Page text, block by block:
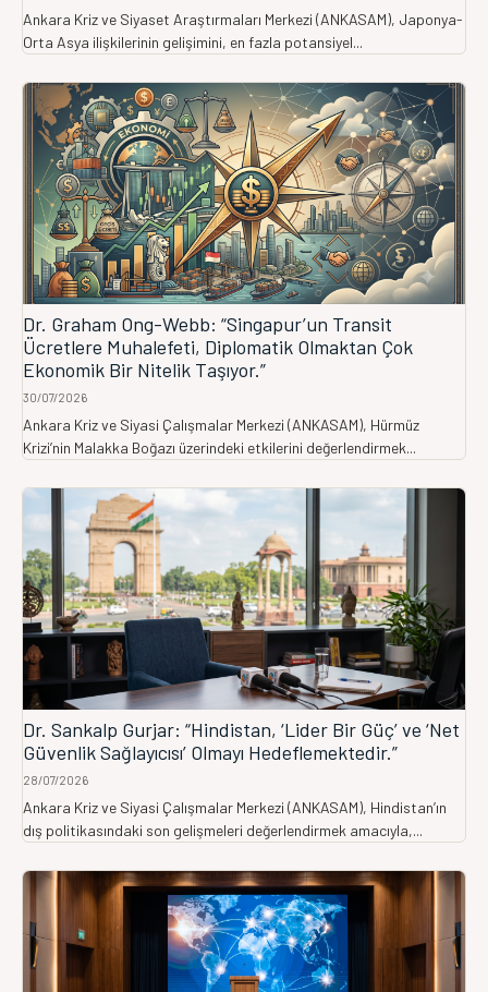
Ankara Kriz ve Siyaset Araştırmaları Merkezi (ANKASAM), Japonya-
Orta Asya ilişkilerinin gelişimini, en fazla potansiyel...
Dr. Graham Ong-Webb: “Singapur’un Transit
Ücretlere Muhalefeti, Diplomatik Olmaktan Çok
Ekonomik Bir Nitelik Taşıyor.”
30/07/2026
Ankara Kriz ve Siyasi Çalışmalar Merkezi (ANKASAM), Hürmüz
Krizi’nin Malakka Boğazı üzerindeki etkilerini değerlendirmek...
Dr. Sankalp Gurjar: “Hindistan, ‘Lider Bir Güç’ ve ‘Net
Güvenlik Sağlayıcısı’ Olmayı Hedeflemektedir.”
28/07/2026
Ankara Kriz ve Siyasi Çalışmalar Merkezi (ANKASAM), Hindistan’ın
dış politikasındaki son gelişmeleri değerlendirmek amacıyla,...